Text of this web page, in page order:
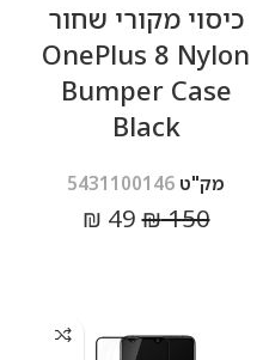
כיסוי מקורי שחור
OnePlus 8 Nylon
Bumper Case
Black
מק"ט 5431100146
₪150
₪ 49